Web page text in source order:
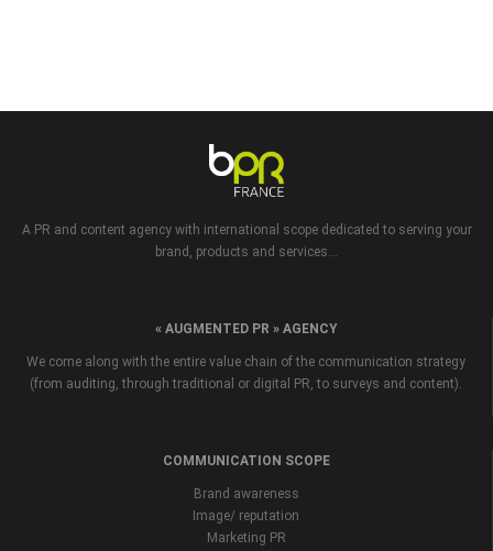
A PR and content agency with international scope dedicated to serving your
brand, products and services...
« AUGMENTED PR » AGENCY
We come along with the entire value chain of the communication strategy
(from auditing, through traditional or digital PR, to surveys and content).
COMMUNICATION SCOPE
Brand awareness
Image/ reputation
Marketing PR